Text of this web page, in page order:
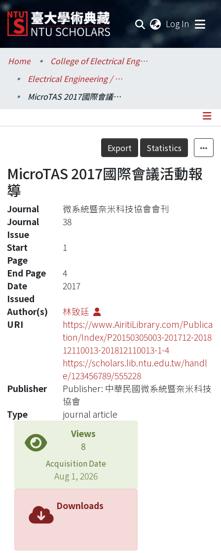
Log In
Communities & Collections
Research Outputs
Statistics
Home
College of Electrical Engineering and Computer Science / 電機資訊學院
Electrical Engineering / 電機工程學系
MicroTAS 2017國際會議活動報導
Details
Export Statistics
MicroTAS 2017國際會議活動報
導
Journal
微系統暨奈米科技協會會刊
Journal
Issue
38
Start
Page
1
End Page
4
Date
Issued
2017
Author(s)
林致廷
URI
https://www.AiritiLibrary.com/Publica
tion/Index/P20150305003-201712-2018
12110013-201812110013-1-4
https://scholars.lib.ntu.edu.tw/handl
e/123456789/555228
Publisher
Publisher: 中華民國微系統暨奈米科技
協會
Type
journal article
Views
8
Acquisition Date
Aug 1, 2026
Downloads